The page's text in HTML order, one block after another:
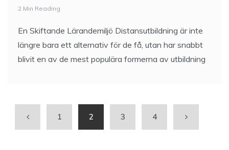
2 Min Reading
En Skiftande Lärandemiljö Distansutbildning är inte
längre bara ett alternativ för de få, utan har snabbt
blivit en av de mest populära formerna av utbildning
1 2 3 4